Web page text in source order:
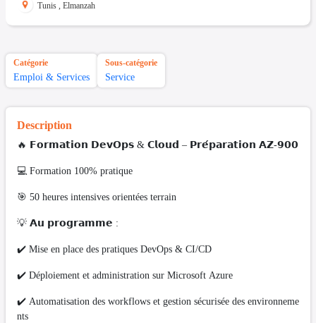
Tunis , Elmanzah
Catégorie
Emploi & Services
Sous-catégorie
Service
Description
🔥 𝗙𝗼𝗿𝗺𝗮𝘁𝗶𝗼𝗻 𝗗𝗲𝘃𝗢𝗽𝘀 & 𝗖𝗹𝗼𝘂𝗱 – 𝗣𝗿𝗲́𝗽𝗮𝗿𝗮𝘁𝗶𝗼𝗻 𝗔𝗭-𝟵𝟬𝟬
💻 Formation 100% pratique
🎯 50 heures intensives orientées terrain
💡 𝗔𝘂 𝗽𝗿𝗼𝗴𝗿𝗮𝗺𝗺𝗲 :
✔️ Mise en place des pratiques DevOps & CI/CD
✔️ Déploiement et administration sur Microsoft Azure
✔️ Automatisation des workflows et gestion sécurisée des environneme
nts